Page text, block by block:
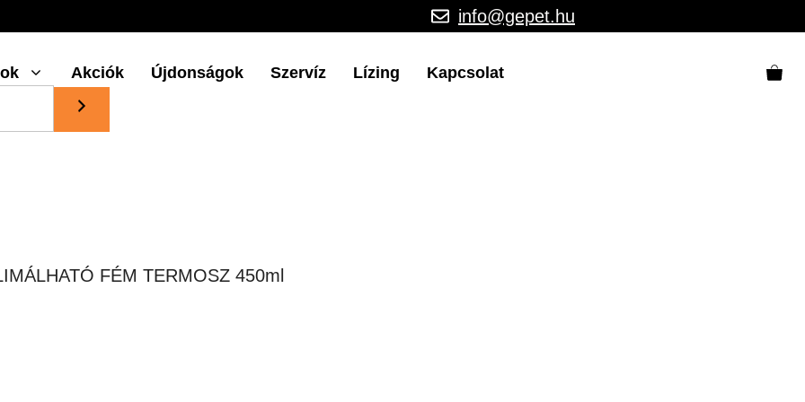
info@gepet.hu
Akciók Újdonságok Szervíz Lízing Kapcsolat
FÉM TERMOSZ 450ml